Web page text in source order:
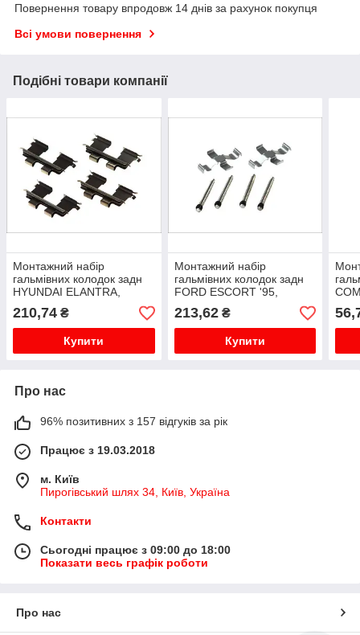
Повернення товару впродовж 14 днів за рахунок покупця
Всі умови повернення
Подібні товари компанії
Монтажний набір
гальмівних колодок задн
HYUNDAI ELANTRA,
GETZ, GRANDEUR,
MATRIX, SANTA FE I,
SONATA IV, SONATA V,
TRAJET, TRAJE...
210,74 ₴
Купити
Монтажний набір
гальмівних колодок задн
FORD ESCORT '95,
ESCORT CLASSIC,
ESCORT V, ESCORT VI,
ORION III; KIA SEPHIA;
OPEL ASTRA...
213,62₴
Купити
Про нас
96% позитивних з 157 відгуків за рік
Працює з 19.03.2018
м. Київ
Пирогівський шлях 34, Київ, Україна
Контакти
Сьогодні працює з 09:00 до 18:00
Показати весь графік роботи
Про нас